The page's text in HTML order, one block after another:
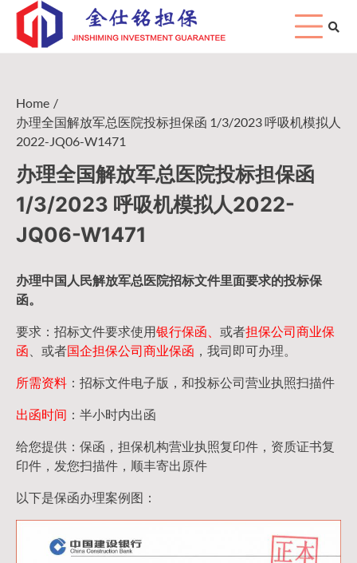
Skip
content
Home
办理全国解放军总医院投标担保函 1/3/2023 呼吸机模拟人
2022-JQ06-W1471
办理全国解放军总医院投标担保函
1/3/2023 呼吸机模拟人2022-
JQ06-W1471
办理中国人民解放军总医院招标文件里面要求的投标保
函。
要求：招标文件要求使用银行保函、 或者担保公司商业保
函 、或者国企担保公司商业保函 ，我司即可办理。
所需资料 ：招标文件电子版，和投标公司营业执照扫描件
出函时间 ：半小时内出函
给您提供：保函，担保机构营业执照复印件，资质证书复
印件，发您扫描件，顺丰寄出原件
以下是保函办理案例图：